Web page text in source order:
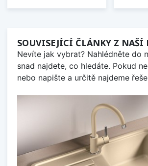
SOUVISEJÍCÍ ČLÁNKY Z NAŠÍ
Nevíte jak vybrat? Nahlédněte do
snad najdete, co hledáte. Pokud
nebo napište a určitě najdeme